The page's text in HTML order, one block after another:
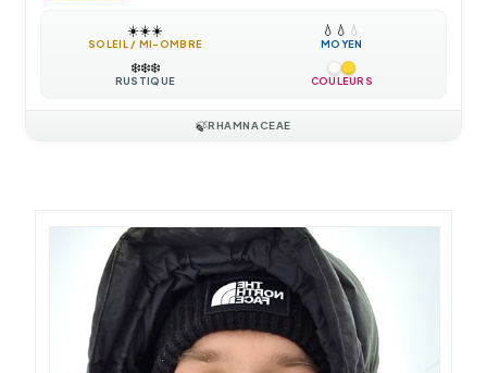
☀️☀️☀️
SOLEIL / MI-OMBRE
💧 💧 💧
MOYEN
❄️❄️❄️
RUSTIQUE COULEURS
🍃RHAMNACEAE